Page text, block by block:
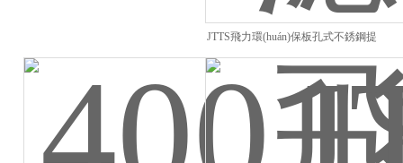
JTTS飛力環(huán)保板孔式不銹鋼提
籃格柵污水過(guò)濾器